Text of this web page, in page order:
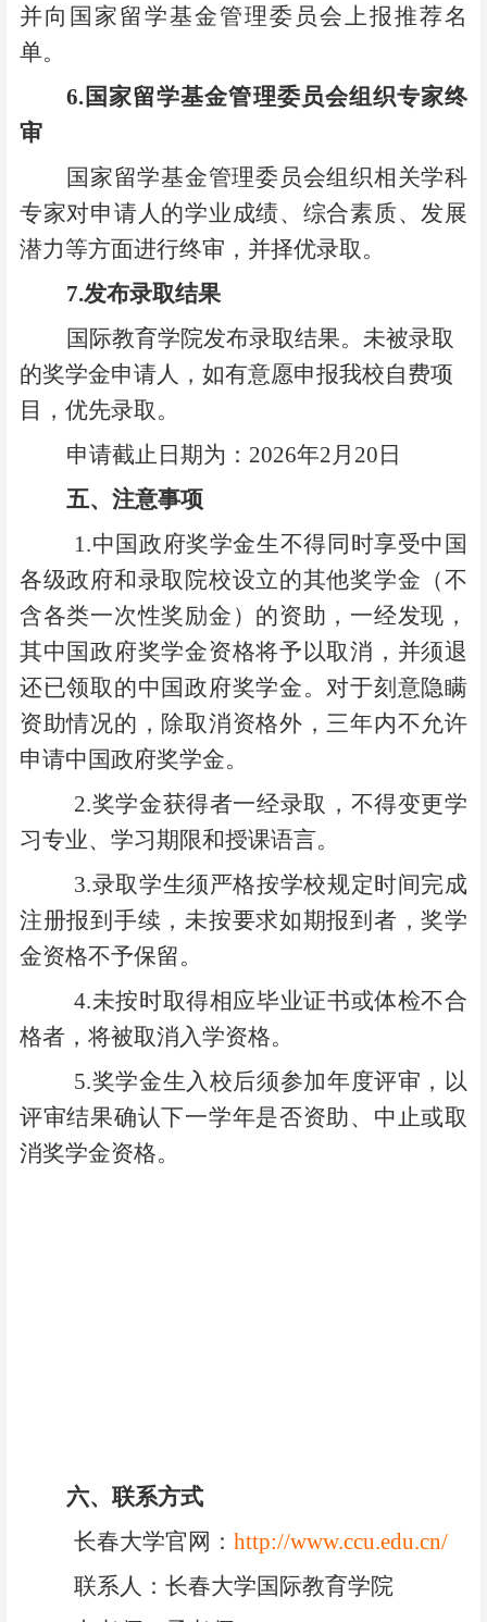
并向国家留学基金管理委员会上报推荐名
单。
6. 国家留学基金管理委员会组织专家终
审
国家留学基金管理委员会组织相关学科
专家对申请人的学业成绩、综合素质、发展
潜力等方面进行终审，并择优录取。
7.发布录取结果
国际教育学院发布录取结果。未被录取
的奖学金申请人，如有意愿申报我校自费项
目，优先录取。
申请截止日期为：2026年2月20日
五、 注意事项
1.中国政府奖学金生不得同时享受中国
各级政府和录取院校设立的其他奖学金（不
含各类一次性奖励金）的资助，一经发现，
其中国政府奖学金资格将予以取消，并须退
还已领取的中国政府奖学金。对于刻意隐瞒
资助情况的，除取消资格外，三年内不允许
申请中国政府奖学金。
2.奖学金获得者一经录取，不得变更学
习专业、学习期限和授课语言。
3.录取学生须严格按学校规定时间完成
注册报到手续，未按要求如期报到者，奖学
金资格不予保留。
4.未按时取得相应毕业证书或体检不合
格者，将被取消入学资格。
5.奖学金生入校后须参加年度评审，以
评审结果确认下一学年是否资助、中止或取
消奖学金资格。
六、 联系方式
长春大学官网： http://www.ccu.edu.cn/
联系人：长春大学国际教育学院